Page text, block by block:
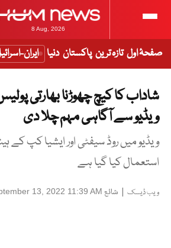
8 Aug, 2026
صفحۂ اول تازہ ترین پاکستان دنیا ایران-
شاداب کا کیچ چھوڑنا بھارتی
ویڈیو سے آگاہی مہم چلا دی
ویڈیو میں روڈ سیفٹی اور ایشیا کپ کے
استعمال کیا گیا ہے
ویب ڈیسک | شائع 13, 2022 11:39 AM